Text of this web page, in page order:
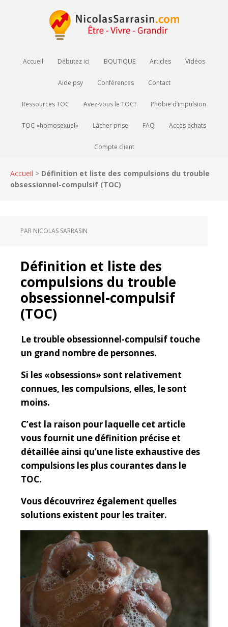
Accueil Débutez ici BOUTIQUE Articles Vidéos
Aide psy Conférences Contact
Ressources TOC Avez-vous le TOC? Phobie d’impulsion
TOC «homosexuel» Lâcher prise FAQ Accès achats
Compte client
Accueil > Définition et liste des compulsions du trouble
obsessionnel-compulsif (TOC)
PAR NICOLAS SARRASIN
Définition et liste des
compulsions du trouble
obsessionnel-compulsif
(TOC)
Le trouble obsessionnel-compulsif touche
un grand nombre de personnes.
Si les «obsessions» sont relativement
connues, les compulsions, elles, le sont
moins.
C’est la raison pour laquelle cet article
vous fournit une définition précise et
détaillée ainsi qu’une liste exhaustive des
compulsions les plus courantes dans le
TOC.
Vous découvrirez également quelles
solutions existent pour les traiter.